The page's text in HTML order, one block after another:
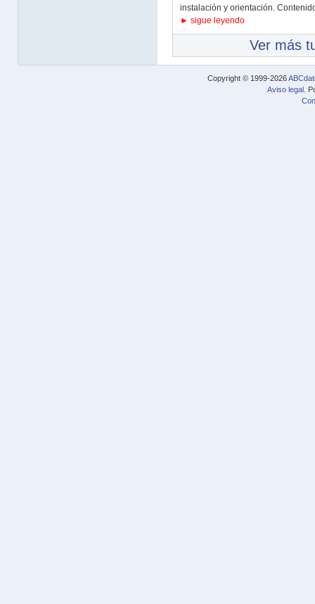
instalación y orientación.
► sigue leyendo
Ver más
Copyright © 1999-2026
Aviso legal .